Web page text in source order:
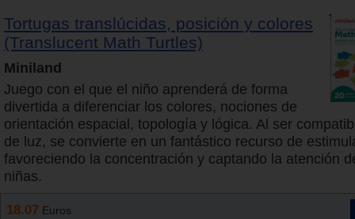
Tortugas translúcidas, posición y colores
(Translucent Math Turtles)
Miniland
Juego con el que el niño aprenderá de forma
divertida a diferenciar los colores, nociones de
orientación espacial, topología y lógica. Al ser
de luz, se convierte en un fantástico recurso de
favoreciendo la concentración y captando la atención
niñas.
18.07 Euros